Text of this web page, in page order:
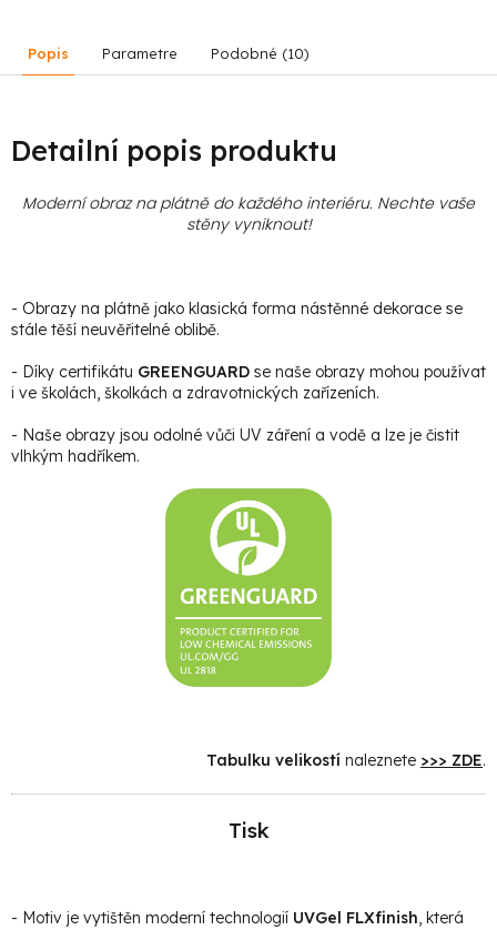
Popis Parametre Podobné (10)
Detailní popis produktu
Moderní obraz na plátně do každého interiéru. Nechte vaše
stěny vyniknout!
- Obrazy na plátně jako klasická forma nástěnné dekorace se
stále těší neuvěřitelné oblibě.
- Díky certifikátu GREENGUARD se naše obrazy mohou používat
i ve školách, školkách a zdravotnických zařízeních.
- Naše obrazy jsou odolné vůči UV záření a vodě a lze je čistit
vlhkým hadříkem.
Tabulku velikostí naleznete >>> ZDE.
Tisk
- Motiv je vytištěn moderní technologií UVGel FLXfinish, která